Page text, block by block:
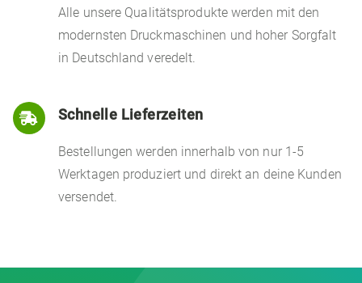
Alle unsere Qualitätsprodukte werden mit den
modernsten Druckmaschinen und hoher Sorgfalt
in Deutschland veredelt.
 Schnelle Lieferzeiten
Bestellungen werden innerhalb von nur 1-5
Werktagen produziert und direkt an deine Kunden
versendet.